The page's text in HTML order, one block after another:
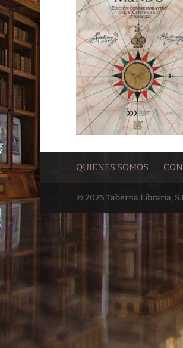
QUIENES SOMOS
© 2025 Taberna Libraria,